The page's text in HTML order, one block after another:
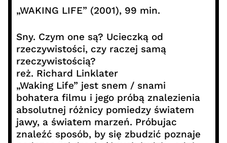
„WAKING LIFE” (2001), 99 min.
Sny. Czym one są? Ucieczką od
rzeczywistości, czy raczej samą
rzeczywistością?
reż. Richard Linklater
„Waking Life” jest snem / snami
bohatera filmu i jego próbą znalezienia
absolutnej różnicy pomiedzy światem
jawy, a światem marzeń. Próbujac
znaleźć sposób, by się zbudzić poznaje